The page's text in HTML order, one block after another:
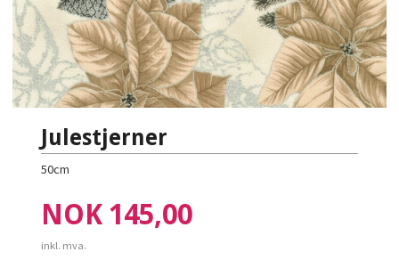
Julestjerner
50cm
Pris
NOK 145,00
inkl. mva.